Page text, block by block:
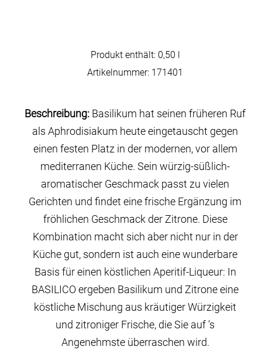
Produkt enthält: 0,50
Artikelnummer: 171401
Beschreibung: Basilikum hat seinen früheren Ruf
als Aphrodisiakum heute eingetauscht gegen
einen festen Platz in der modernen, vor allem
mediterranen Küche. Sein würzig-süßlich-
aromatischer Geschmack passt zu vielen
Gerichten und findet eine frische Ergänzung im
fröhlichen Geschmack der Zitrone. Diese
Kombination macht sich aber nicht nur in der
Küche gut, sondern ist auch eine wunderbare
Basis für einen köstlichen Aperitif-Liqueur: In
BASILICO ergeben Basilikum und Zitrone eine
köstliche Mischung aus kräutiger Würzigkeit
und zitroniger Frische, die Sie auf ’s
Angenehmste überraschen wird.